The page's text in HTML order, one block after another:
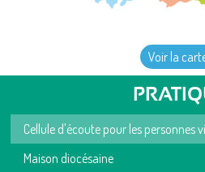
Voir la
Cellule d'écoute pour les personnes
Maison diocésaine